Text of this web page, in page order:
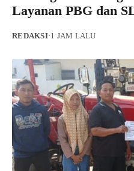
Layanan PBG dan
REDAKSI·1 JAM LALU